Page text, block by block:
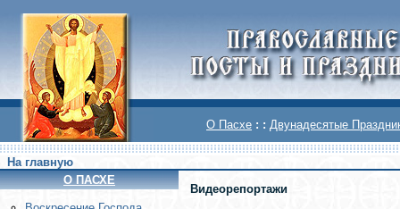
О Пасхе : : Двунадесятые
На главную
О ПАСХЕ
Видеорепортажи